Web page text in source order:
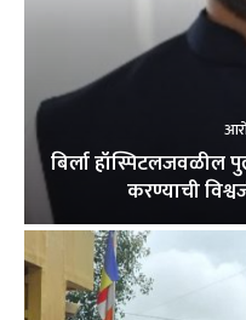
बिर्ला
करण्याची